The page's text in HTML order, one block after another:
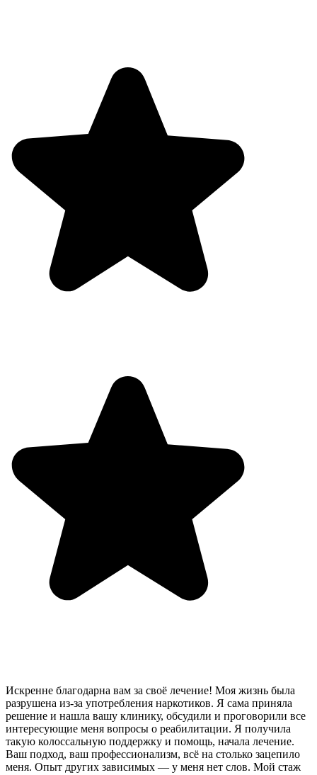
Искренне благодарна вам за своё лечение! Моя жизнь была
разрушена из-за употребления наркотиков. Я сама приняла
решение и нашла вашу клинику, обсудили и проговорили все
интересующие меня вопросы о реабилитации. Я получила
такую колоссальную поддержку и помощь, начала лечение.
Ваш подход, ваш профессионализм, всё на столько зацепило
меня. Опыт других зависимых — у меня нет слов. Мой стаж